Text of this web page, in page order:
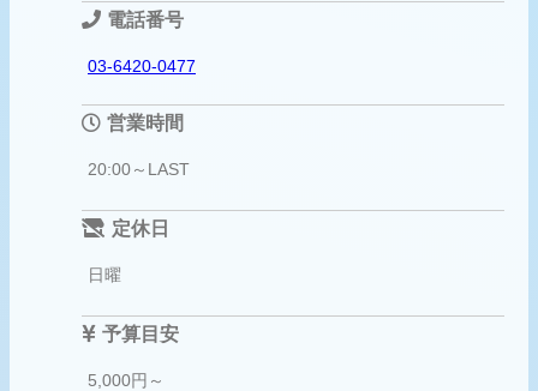
電話番号
03-6420-0477
営業時間
20:00～LAST
定休日
日曜
予算目安
5,000円～